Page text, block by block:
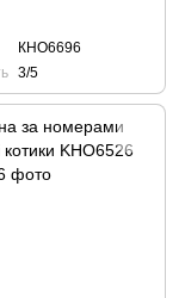
КНО6696
3/5